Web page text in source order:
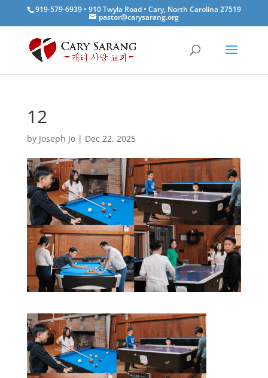
919-579-6939 • 910 Twyla Road • Cary, North Carolina 27519
pastor@carysarang.org
12
by Joseph Jo| Dec 22, 2025